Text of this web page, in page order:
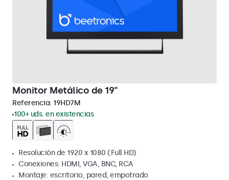
Monitor Metálico de 19"
Referencia: 19HD7M
100+ uds. en existencias
Resolución de 1920 x 1080 (Full HD)
Conexiones: HDMI, VGA, BNC, RCA
Montaje: escritorio, pared, empotrado